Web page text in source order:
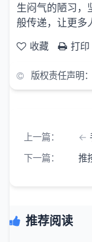
生闷气的陋习，
般传递，让更多
收藏
打印
版权责任声明
上一篇：
下一篇：
推荐阅读